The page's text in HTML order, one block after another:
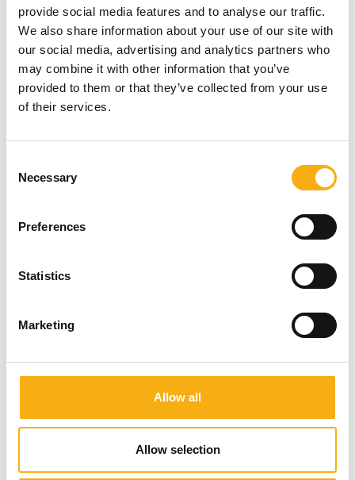
provide social media features and to analyse our traffic.
We also share information about your use of our site with
our social media, advertising and analytics partners who
may combine it with other information that you’ve
provided to them or that they’ve collected from your use
of their services.
Selection
Necessary
Preferences
Statistics
Marketing
Allow all
Allow selection
Entreprenør & Håndværk 2024
Produktet er medbragt på messen
Dette produkt kan opleves på udstillerens stand på messen
PayBack Danmark ApS
Hos Payback Lubricants Danmark er vi specialister i højt
mange forskellige brancher som transport, entreprenør,
landbrug, skovbrug, industrielproduktion og marine mf. Vi
tilbyder en bred portefølje af motorolier, transmissionsolier,
hydraulikolier, kompressorolier, smørefedter, olie- og